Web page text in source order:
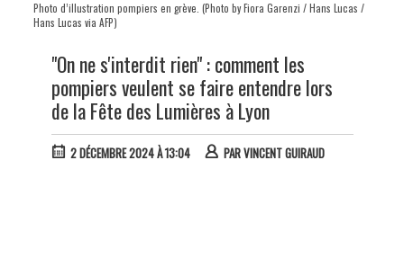
Photo d’illustration pompiers en grève. (Photo by Fiora Garenzi / Hans Lucas /
Hans Lucas via AFP)
"On ne s'interdit rien" : comment les
pompiers veulent se faire entendre lors
de la Fête des Lumières à Lyon
2 DÉCEMBRE 2024 À 13:04 PARVINCENT GUIRAUD